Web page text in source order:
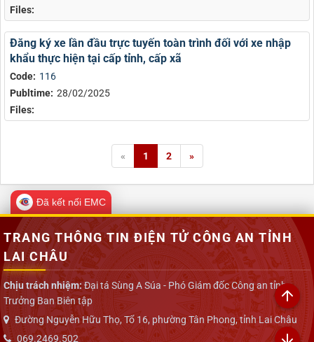
Files:
Đăng ký xe lần đầu trực tuyến toàn trình đối với xe nhập
khẩu thực hiện tại cấp tỉnh, cấp xã
Code: 116
Publtime: 28/02/2025
Files:
« 1 2 »
Đã kết nối EMC
TRANG THÔNG TIN ĐIỆN TỬ CÔNG AN TỈNH
LAI CHÂU
Chịu trách nhiệm:Đại tá Sùng A Súa - Phó Giám đốc Công an tỉnh -
Trưởng Ban Biên tập
Đường Nguyễn Hữu Thọ, Tổ 16, phường Tân Phong, tỉnh Lai Châu
069.2469.502